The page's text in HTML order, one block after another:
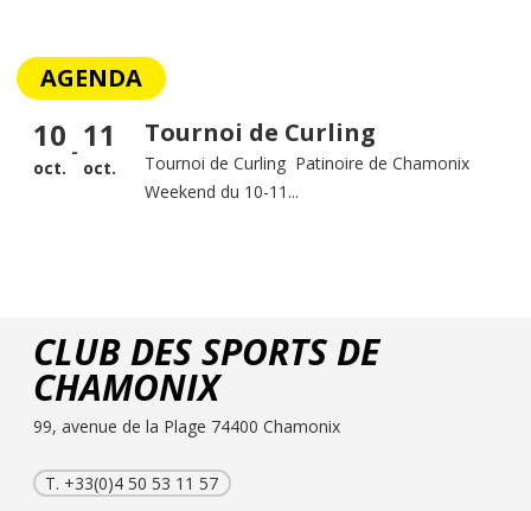
AGENDA
10
oct.
- 11
oct.
Tournoi de Curling
Tournoi de Curling Patinoire de Chamonix
Weekend du 10-11...
CLUB DES SPORTS DE
CHAMONIX
99, avenue de la Plage 74400 Chamonix
T. +33(0)4 50 53 11 57